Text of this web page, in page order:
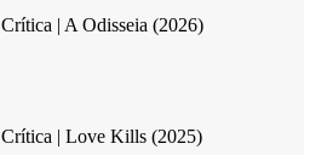
Crítica | A Odisseia (2026)
Crítica | Love Kills (2025)